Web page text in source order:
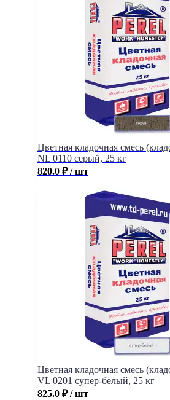
Цветная кладочная смесь
NL 0110 серый, 25 кг
820.0 ₽ / шт
Цветная кладочная смесь
VL 0201 супер-белый, 25 кг
825.0 ₽ / шт